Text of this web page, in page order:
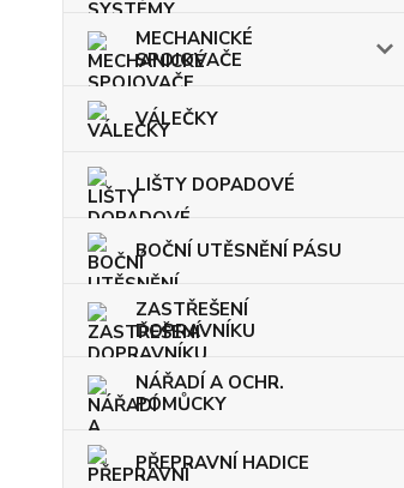
MECHANICKÉ
SPOJOVAČE
VÁLEČKY
LIŠTY DOPADOVÉ
BOČNÍ UTĚSNĚNÍ PÁSU
ZASTŘEŠENÍ
DOPRAVNÍKU
NÁŘADÍ A OCHR.
POMŮCKY
PŘEPRAVNÍ HADICE